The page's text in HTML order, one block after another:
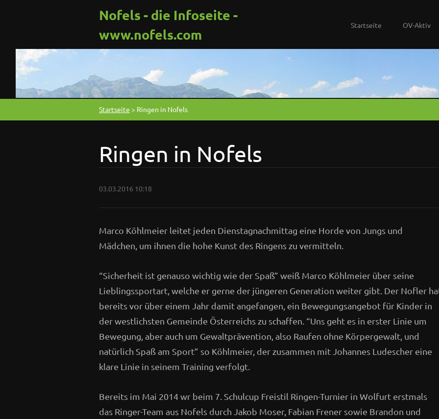
Nofels - die Infoseite -
www.nofels.com
Startseite OV-Aktiv
Startseite > Ringen in Nofels
Ringen in Nofels
03.03.2016 10:18
Marco Köhlmeier leitet jeden Dienstagnachmittag eine Horde von Jungs und
Mädchen, um ihnen die hohe Kunst des Ringens zu vermitteln.
“Sicherheit ist genauso wichtig wie der Spaß” weiß Marco Köhlmeier über seine
Lieblingssportart, welche er gerne der jüngeren Generation weiter gibt. Der Nofler
bereits vor über einem Jahr damit angefangen, ein Bewegungsangebot für Kinder in
der westlichsten Gemeinde Österreichs zu schaffen. “Uns geht es in erster Linie um
Bewegung, aber auch um Gewaltprävention, also Raufen ohne Körpergewalt, und
natürlich Spaß am Sport” so Köhlmeier, der zusammen mit Johannes Ludescher eine
klare Linie in seinem Training verfolgt.
Bereits im Mai 2014 wr beim 7. Schulcup Freistil Ringen-Turnier in Wolfurt erstmals
das Ringer-Team aus Nofels durch Jakob Moser, Fabian Frener sowie Brandon und